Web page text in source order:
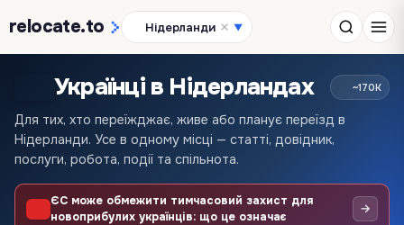
relocate.to Нідерланди ▼
Українці в Нідерландах ~170K
Для тих, хто переїжджає, живе або планує переїзд в
Нідерланди. Усе в одному місці — статті, довідник,
послуги, робота, події та спільнота.
ЄС може обмежити тимчасовий захист для
новоприбулих українців: що це означає
→